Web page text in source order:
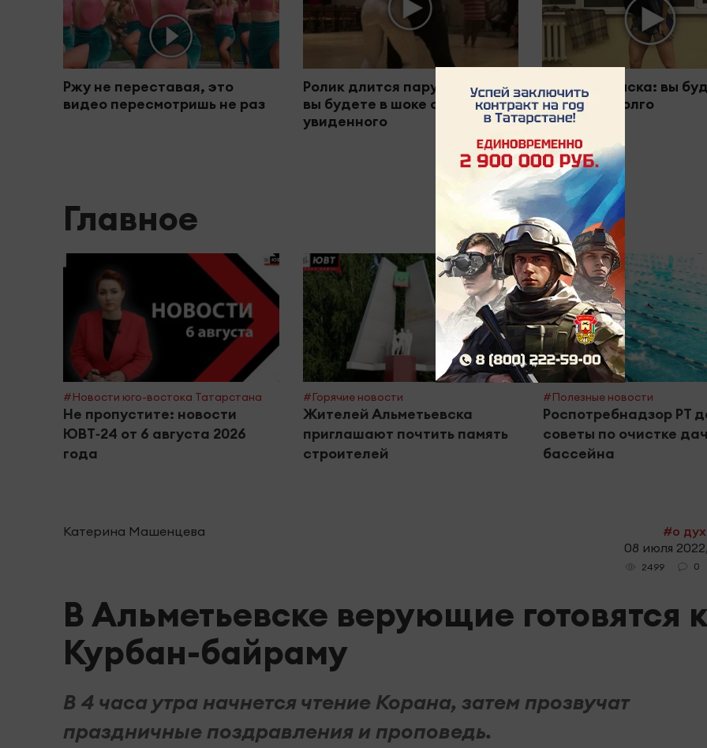
Ржу не переставая, это
видео пересмотришь не раз
Ролик длится пару секунд, но
вы будете в шоке от
увиденного
Ролик из Омска: вы
смеяться долго
Главное
#Новости юго-востока Татарстана
Не пропустите: новости
ЮВТ‑24 от 6 августа 2026
года
#Горячие новости
Жителей Альметьевска
приглашают почтить память
строителей
#Полезные новости
Роспотребнадзор РТ
советы по очистке
бассейна
Катерина Машенцева
#о
08 июля
2499 0
В Альметьевске верующие готовятся к
Курбан-байраму
В 4 часа утра начнется чтение Корана, затем прозвучат
праздничные поздравления и проповедь.